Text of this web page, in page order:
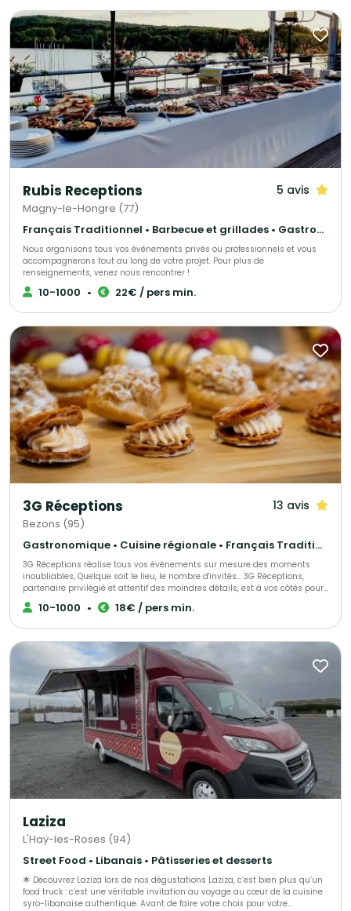
Rubis Receptions 5 avis
Magny-le-Hongre (77)
Français Traditionnel • Barbecue et grillades • Gastronomique
Nous organisons tous vos événements privés ou professionnels et vous
accompagnerons tout au long de votre projet. Pour plus de
renseignements, venez nous rencontrer !
10-1000 • 22€ / pers min.
3G Réceptions 13 avis
Bezons (95)
Gastronomique • Cuisine régionale • Français Traditionnel
3G Réceptions réalise tous vos évènements sur mesure des moments
inoubliables, Quelque soit le lieu, le nombre d'invités... 3G Réceptions,
partenaire privilégié et attentif des moindres détails, est à vos côtés pour
organiser votre réception, et vous accompagne depuis la conception
jusqu'à la fin de votre événement. Vous voulez de la féérie, de la
10-1000 • 18€ / pers min.
Laziza
L'Haÿ-les-Roses (94)
Street Food • Libanais • Pâtisseries et desserts
🌟 Découvrez Laziza lors de nos dégustations Laziza, c’est bien plus qu’un
food truck : c’est une véritable invitation au voyage au cœur de la cuisine
syro-libanaise authentique. Avant de faire votre choix pour votre